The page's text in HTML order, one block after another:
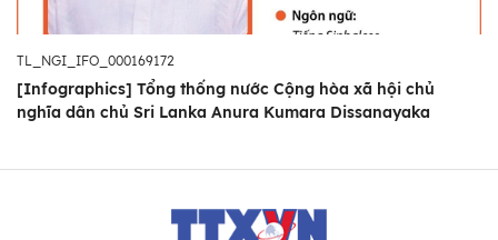
TL_NGI_IFO_000169172
[Infographics] Tổng thống nước Cộng hòa xã hội chủ
nghĩa dân chủ Sri Lanka Anura Kumara Dissanayaka